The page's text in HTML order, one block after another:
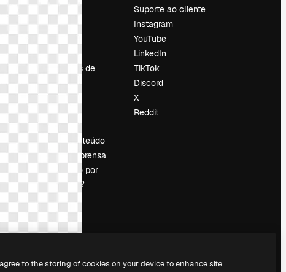
Sobre nós
Emprego
Tendências de
pesquisa
Blog
Eventos
Slidesgo
Vender conteúdo
Sala de imprensa
Procurando por
magnific.ai?
Suporte ao cliente
Instagram
YouTube
LinkedIn
TikTok
Discord
X
Reddit
to the storing of cookies on your device to enhance site